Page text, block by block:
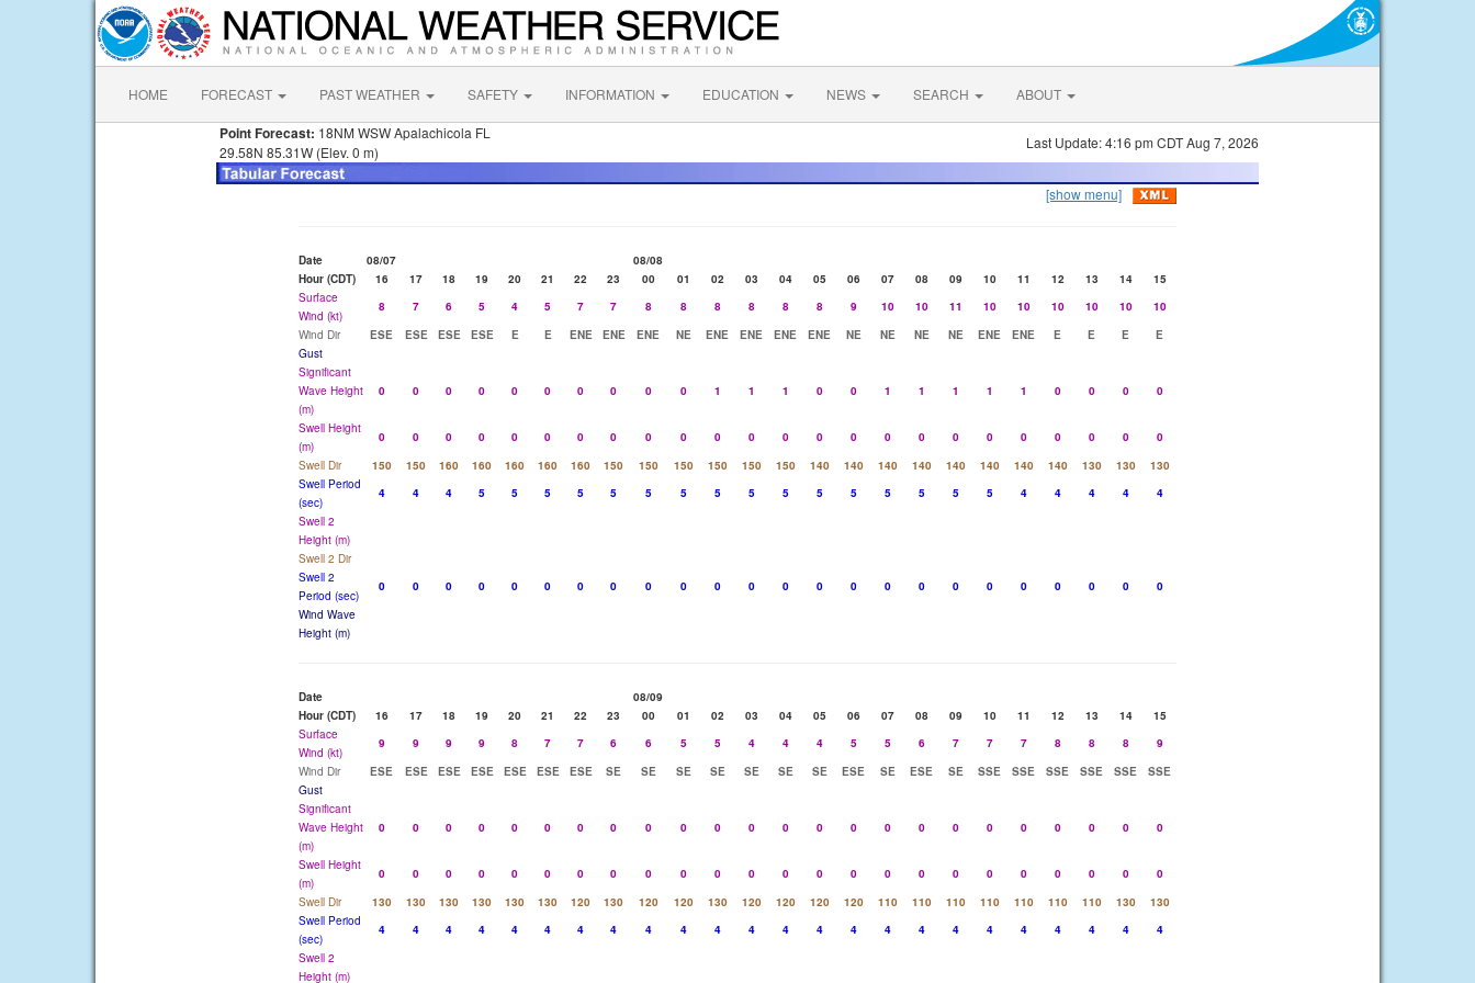
HOME FORECAST PAST WEATHER SAFETY INFORMATION EDUCATION NEWS SEARCH ABOUT
Point Forecast: 18NM WSW Apalachicola FL
29.58N 85.31W (Elev. 0 m)
Last Update: 4:16 pm CDT Aug 7, 2026
[show menu]
Date 08/07
08/08
Hour (CDT)
16 17 18 19 20 21 22 23 00 01 02 03 04 05 06 07 08 09 10 11 12 13 14
15
Surface
Wind (kt)
8 7 6 5 4 5 7 7 8 8 8 8 8 8 9 10 10 11 10 10 10 10 10
10
Wind Dir
ESE ESE ESE ESE E E ENE ENE ENE NE ENE ENE ENE ENE NE NE NE NE ENE ENE E E E
E
Gust
Significant
Wave Height
(m)
0 0 0 0 0 0 0 0 0 0 1 1 1 0 0 1 1 1 1 1 0 0 0 0
Swell Height
(m)
0 0 0 0 0 0 0 0 0 0 0 0 0 0 0 0 0 0 0 0 0 0 0
0
Swell Dir
150 150 160 160 160 160 160 150 150 150 150 150 150 140 140 140 140 140 140 140 140 130 130
130
Swell Period
(sec)
4 4 4 5 5 5 5 5 5 5 5 5 5 5 5 5 5 5 5 4 4 4 4
4
Swell 2
Height (m)
Swell 2 Dir
Swell 2
Period (sec)
0 0 0 0 0 0 0 0 0 0 0 0 0 0 0 0 0 0 0 0 0 0 0
0
Wind Wave
Height (m)
Date
08/09
Hour (CDT)
16 17 18 19 20 21 22 23 00 01 02 03 04 05 06 07 08 09 10 11 12 13 14
15
Surface
Wind (kt)
9 9 9 9 8 7 7 6 6 5 5 4 4 4 5 5 6 7 7 7 8 8 8
9
Wind Dir
ESE ESE ESE ESE ESE ESE ESE SE SE SE SE SE SE SE ESE SE ESE SE SSE SSE SSE SSE SSE
SSE
Gust
Significant
Wave Height
(m)
0 0 0 0 0 0 0 0 0 0 0 0 0 0 0 0 0 0 0 0 0 0 0 0
Swell Height
(m)
0 0 0 0 0 0 0 0 0 0 0 0 0 0 0 0 0 0 0 0 0 0 0
0
Swell Dir
130 130 130 130 130 130 120 130 120 120 130 120 120 120 120 110 110 110 110 110 110 110 130
130
Swell Period
(sec)
4 4 4 4 4 4 4 4 4 4 4 4 4 4 4 4 4 4 4 4 4 4 4
4
Swell 2
Height (m)